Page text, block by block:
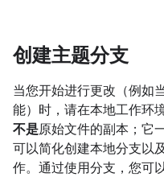
创建主题分支
当您开始进行更改（例如
能）时，请在本地工作环
不是原始文件的副本；它
可以简化创建本地分支以
作。通过使用分支，您可